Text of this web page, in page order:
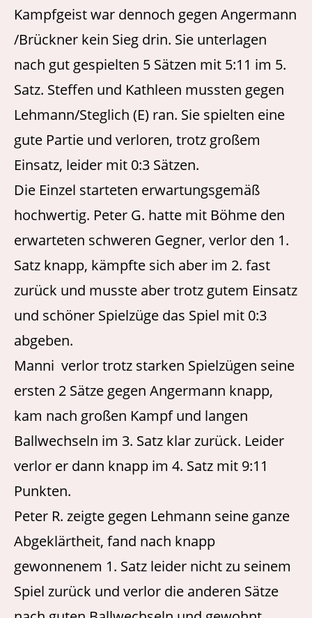
Kampfgeist war dennoch gegen Angermann
/Brückner kein Sieg drin. Sie unterlagen
nach gut gespielten 5 Sätzen mit 5:11 im 5.
Satz. Steffen und Kathleen mussten gegen
Lehmann/Steglich (E) ran. Sie spielten eine
gute Partie und verloren, trotz großem
Einsatz, leider mit 0:3 Sätzen.
Die Einzel starteten erwartungsgemäß
hochwertig. Peter G. hatte mit Böhme den
erwarteten schweren Gegner, verlor den 1.
Satz knapp, kämpfte sich aber im 2. fast
zurück und musste aber trotz gutem Einsatz
und schöner Spielzüge das Spiel mit 0:3
abgeben.
Manni verlor trotz starken Spielzügen seine
ersten 2 Sätze gegen Angermann knapp,
kam nach großen Kampf und langen
Ballwechseln im 3. Satz klar zurück. Leider
verlor er dann knapp im 4. Satz mit 9:11
Punkten.
Peter R. zeigte gegen Lehmann seine ganze
Abgeklärtheit, fand nach knapp
gewonnenem 1. Satz leider nicht zu seinem
Spiel zurück und verlor die anderen Sätze